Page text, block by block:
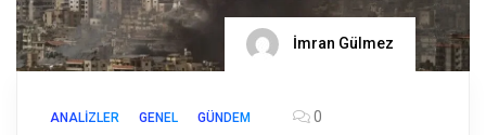
İmran Gülmez
ANALIZLER GENEL GÜNDEM 0